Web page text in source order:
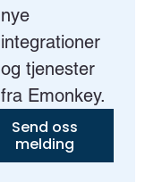
nye
integrationer
og tjenester
fra Emonkey.
Send oss
melding